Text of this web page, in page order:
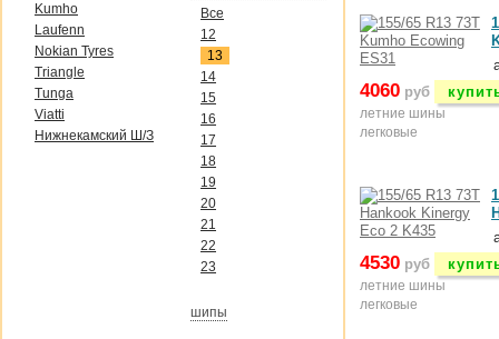
Kumho
Laufenn
Nokian Tyres
Triangle
Tunga
Viatti
Нижнекамский Ш/З
Все
12
13
14
15
16
17
18
19
20
21
22
23
шипы
4060 руб
летние шины
легковые
4530 руб
летние шины
легковые